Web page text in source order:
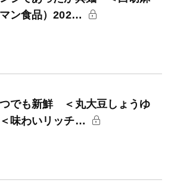
ン食品）202…
でも新鮮 ＜丸大豆しょうゆ
味わいリッチ…